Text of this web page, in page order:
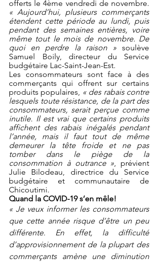
« Aujourd’hui, plusieurs commerçants
étendent cette période au lundi, puis
pendant des semaines entières, voire
même tout le mois de novembre. De
quoi en perdre la raison » soulève
Samuel Boily, directeur du Service
budgétaire Lac-Saint-Jean-Est.
Les consommateurs sont face à des
commerçants qui offrent sur certains
produits populaires, « des rabais contre
lesquels toute résistance, de la part des
consommateurs, serait perçue comme
inutile. Il est vrai que certains produits
affichent des rabais inégalés pendant
l’année, mais il faut tout de même
demeurer la tête froide et ne pas
tomber dans le piège de la
consommation à outrance », prévient
Julie Bilodeau, directrice du Service
budgétaire et communautaire de
Chicoutimi.
Quand la COVID-19 s’en mêle!
« Je veux informer les consommateurs
que cette année risque d’être un peu
différente. En effet, la difficulté
d’approvisionnement de la plupart des
commerçants amène une diminution